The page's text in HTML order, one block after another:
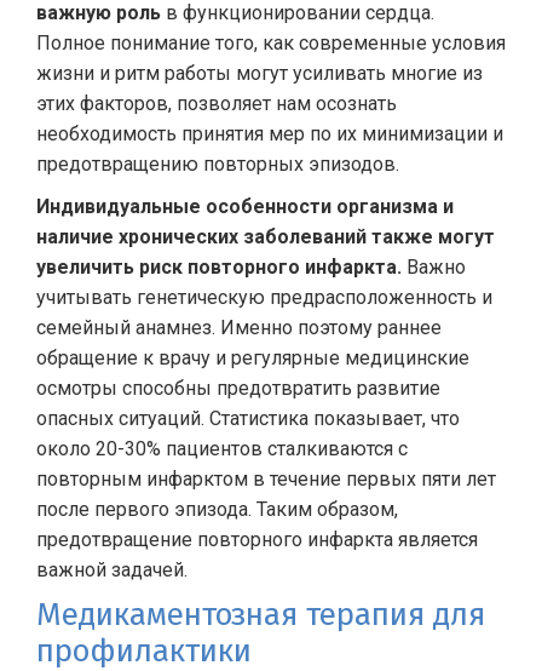
важную роль в функционировании сердца.
Полное понимание того, как современные условия
жизни и ритм работы могут усиливать многие из
этих факторов, позволяет нам осознать
необходимость принятия мер по их минимизации и
предотвращению повторных эпизодов.
Индивидуальные особенности организма и
наличие хронических заболеваний также могут
увеличить риск повторного инфаркта. Важно
учитывать генетическую предрасположенность и
семейный анамнез. Именно поэтому раннее
обращение к врачу и регулярные медицинские
осмотры способны предотвратить развитие
опасных ситуаций. Статистика показывает, что
около 20-30% пациентов сталкиваются с
повторным инфарктом в течение первых пяти лет
после первого эпизода. Таким образом,
предотвращение повторного инфаркта является
важной задачей.
Медикаментозная терапия для
профилактики